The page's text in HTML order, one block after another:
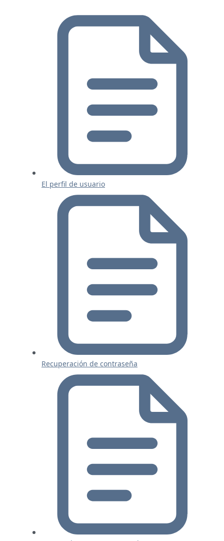
El perfil de usuario
Recuperación de contraseña